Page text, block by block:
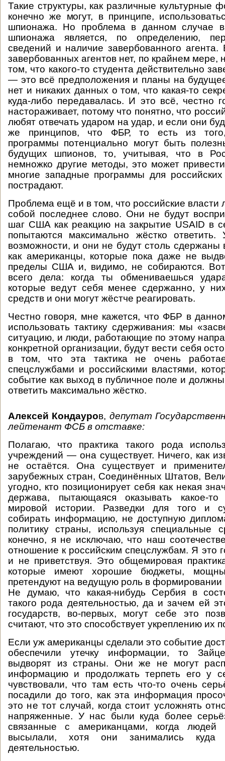
Такие структуры, как различные культурные
конечно же могут, в принципе,
шпионажа. Но проблема в данном случае
шпионажа является, по определению,
сведений и наличие завербованного
завербованных агентов нет, по крайнем мере,
том, что какого-то студента действительно
— это всё предположения и планы на
нет и никаких данных о том, что какая-то
куда-либо передавалась. И это всё, честно
настораживает, потому что понятно, что
любят отвечать ударом на удар, и если они
же принципов, что ФБР, то есть из
программы потенциально могут быть
будущих шпионов, то, учитывая, что в
немножко другие методы, это может
многие западные программы для российских
пострадают.
Проблема ещё и в том, что российские власти
собой последнее слово. Они не будут
шаг США как реакцию на закрытие USAID в
попытаются максимально жёстко
возможности, и они не будут столь сдержаны
как американцы, которые пока даже не
пределы США и, видимо, не собираются.
всего дела: когда ты обмениваешься
которые ведут себя менее сдержанно, у
средств и они могут жёстче реагировать.
Честно говоря, мне кажется, что ФБР в
использовать тактику сдерживания: мы
ситуацию, и люди, работающие по этому
конкретной организации, будут вести себя
в том, что эта тактика не очень
спецслужбами и российскими властями,
событие как выход в публичное поле и
ответить максимально жёстко.
Алексей Кондауров, депутат
лейтенант ФСБ в отставке:
Полагаю, что практика такого рода
учреждений — она существует. Ничего, как
не остаётся. Она существует и
зарубежных стран, Соединённых Штатов,
угодно, кто позиционирует себя как некая
держава, пытающаяся оказывать какое-
мировой истории. Разведки для того и
собирать информацию, не доступную
политику страны, используя специальные
конечно, я не исключаю, что наш
отношение к российским спецслужбам. Я это
и не приветствуя. Это общемировая
которые имеют хорошие бюджеты,
претендуют на ведущую роль в формировании
Не думаю, что какая-нибудь Сербия в
такого рода деятельностью, да и зачем ей
государств, во-первых, могут себе это
считают, что это способствует укреплению их
Если уж американцы сделали это событие
обеспечили утечку информации, то
выдворят из страны. Они же не могут
информацию и продолжать терпеть его у
чувствовали, что там есть что-то очень
посадили до того, как эта информация
это не тот случай, когда стоит усложнять
напряженные. У нас были куда более
связанные с американцами, когда людей
высылали, хотя они занимались куда
деятельностью.